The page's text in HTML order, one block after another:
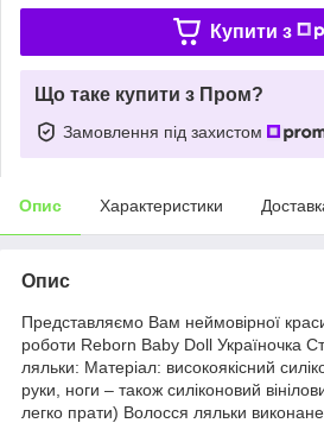
Купити з
Що таке купити з Пром?
Замовлення під захистом
Опис Характеристики
Опис
Представляємо Вам неймовірної
роботи Reborn Baby Doll Україночка
ляльки: Матеріал: високоякісний
руки, ноги – також силіконовий
легко прати) Волосся ляльки